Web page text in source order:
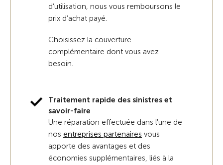
d’utilisation, nous vous remboursons le
prix d’achat payé.
Choisissez la couverture
complémentaire dont vous avez
besoin.
Traitement rapide des sinistres et
savoir-faire
Une réparation effectuée dans l'une de
nos entreprises partenaires vous
apporte des avantages et des
économies supplémentaires, liés à la